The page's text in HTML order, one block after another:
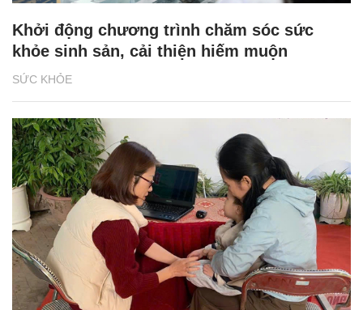
SỨC KHỎE
Khởi động chương trình chăm sóc sức
khỏe sinh sản, cải thiện hiếm muộn